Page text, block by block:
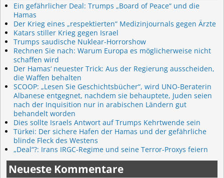
Ein gefährlicher Deal: Trumps „Board of Peace“ und die
Hamas
Der Krieg eines „respektierten“ Medizinjournals gegen Ärzte
Katars stiller Krieg gegen Israel
Trumps saudische Nuklear-Horrorshow
Rechnen Sie nach: Warum Europa es möglicherweise nicht
schaffen wird
Der Hamas‘ neuester Trick: Aus der Regierung ausscheiden,
die Waffen behalten
SCOOP: „Lesen Sie Geschichtsbücher“, wird UNO-Beraterin
Albanese entgegnet, nachdem sie behauptete, Juden seien
nach der Inquisition nur in arabischen Ländern gut
behandelt worden
Dies sollte Israels Antwort auf Trumps Kehrtwende sein
Türkei: Der sichere Hafen der Hamas und der gefährliche
blinde Fleck des Westens
„Deal“?: Irans IRGC-Regime und seine Terror-Proxys feiern
Neueste Kommentare